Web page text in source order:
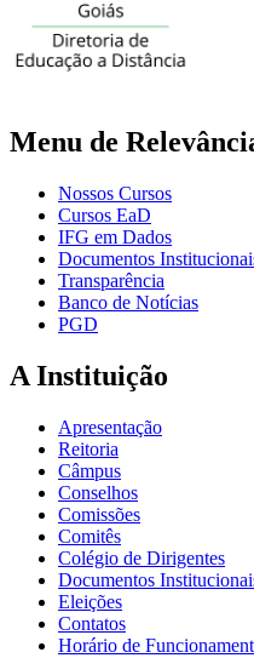
Menu de
Nossos Cursos
Cursos EaD
IFG em Dados
Documentos
Transparência
Banco de Notícias
PGD
A Instituição
Apresentação
Reitoria
Câmpus
Conselhos
Comissões
Comitês
Colégio de Dirigentes
Documentos
Eleições
Contatos
Horário de